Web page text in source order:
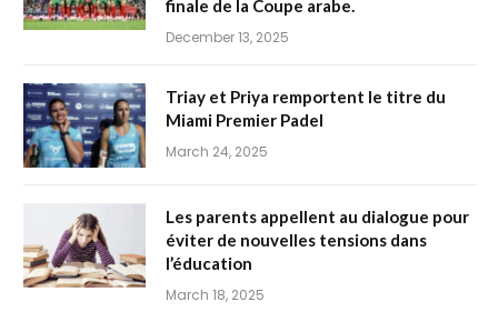
finale de la Coupe arabe.
December 13, 2025
Triay et Priya remportent le titre du
Miami Premier Padel
March 24, 2025
Les parents appellent au dialogue pour
éviter de nouvelles tensions dans
l’éducation
March 18, 2025